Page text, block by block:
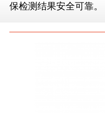
保检测结果安全可靠。